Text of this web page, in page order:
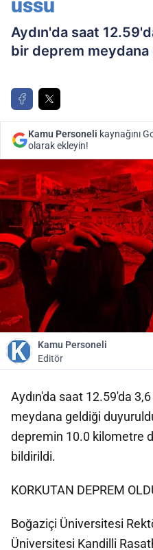
üssü
Aydın'da saat
bir deprem
Kamu Personeli kaynağını
olarak ekleyin!
Kamu Personeli
Editör
Aydın'da saat 12.59'da
meydana geldiği
depremin 10.0 kilometre
bildirildi.
KORKUTAN DEPREM
Boğaziçi Üniversitesi
Üniversitesi Kandilli